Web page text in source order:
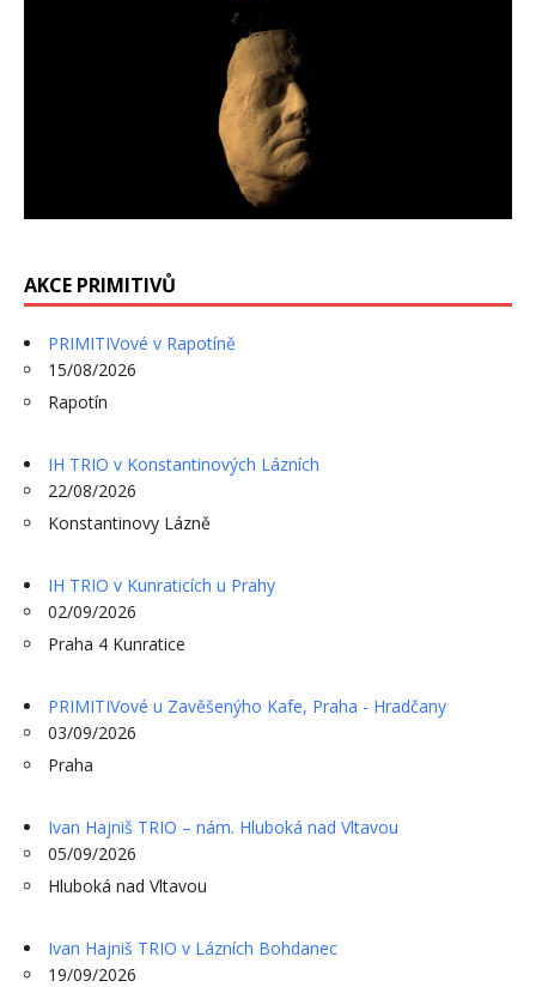
AKCE PRIMITIVŮ
PRIMITIVové v Rapotíně
15/08/2026
Rapotín
IH TRIO v Konstantinových Lázních
22/08/2026
Konstantinovy Lázně
IH TRIO v Kunraticích u Prahy
02/09/2026
Praha 4 Kunratice
PRIMITIVové u Zavěšenýho Kafe, Praha - Hradčany
03/09/2026
Praha
Ivan Hajniš TRIO – nám. Hluboká nad Vltavou
05/09/2026
Hluboká nad Vltavou
Ivan Hajniš TRIO v Lázních Bohdanec
19/09/2026